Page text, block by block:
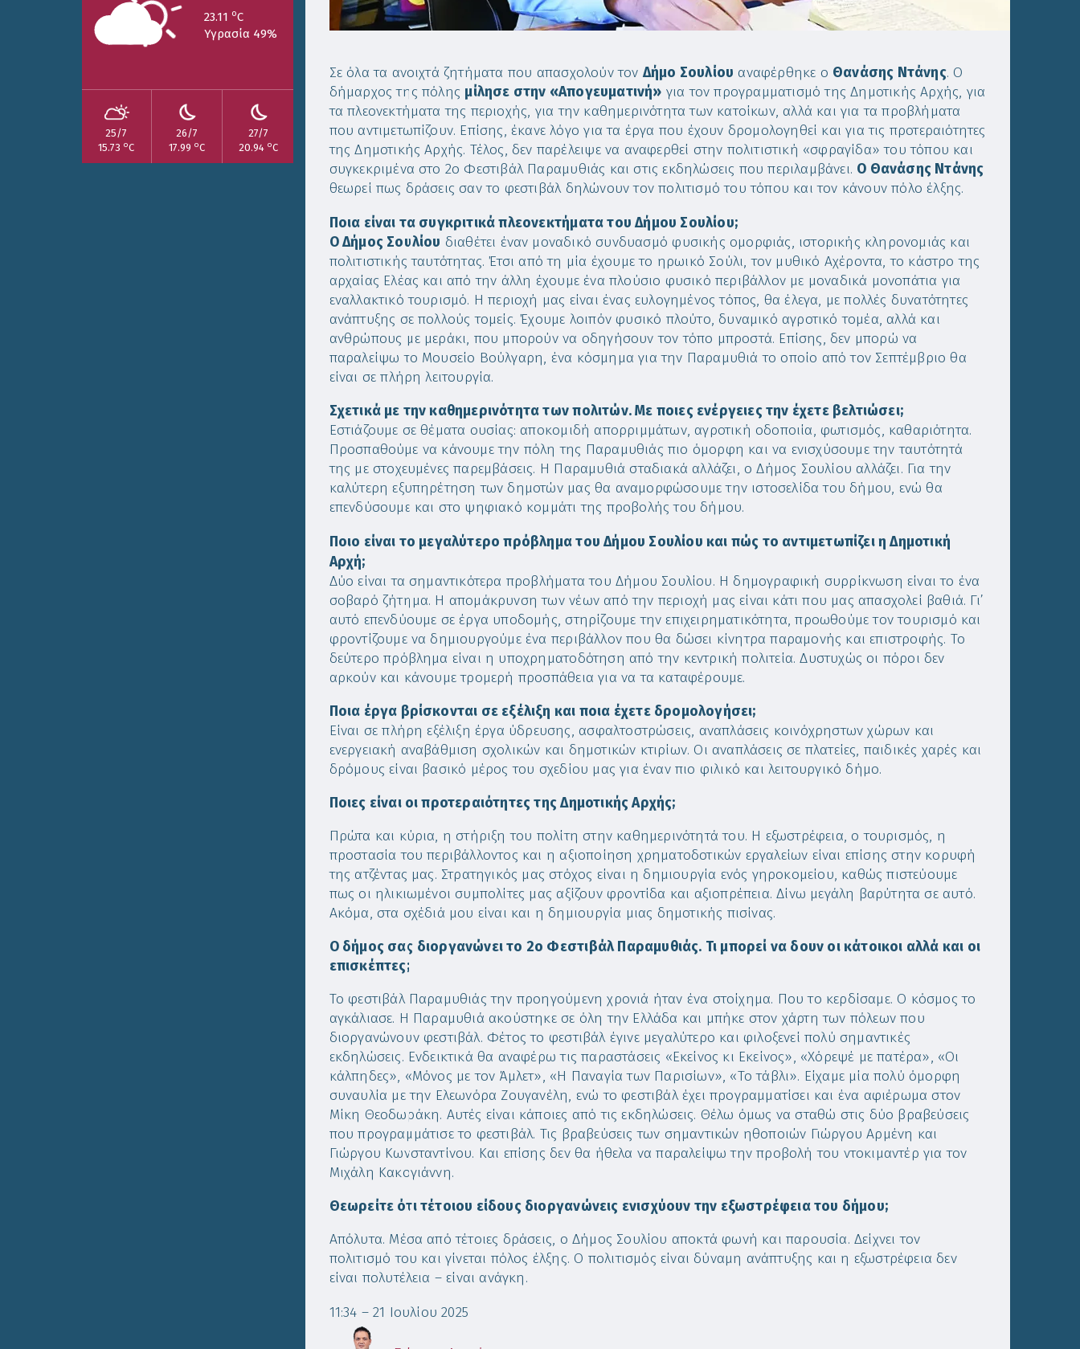
Σε όλα τα ανοιχτά ζητήματα που απασχολούν τον Δήμο Σουλίου αναφέρθηκε ο Θανάσης Ντάνης. Ο
δήμαρχος της πόλης μίλησε στην «Απογευματινή» για τον προγραμματισμό της Δημοτικής Αρχής, για
τα πλεονεκτήματα της περιοχής, για την καθημερινότητα των κατοίκων, αλλά και για τα προβλήματα
που αντιμετωπίζουν. Επίσης, έκανε λόγο για τα έργα που έχουν δρομολογηθεί και για τις προτεραιότητες
της Δημοτικής Αρχής. Τέλος, δεν παρέλειψε να αναφερθεί στην πολιτιστική «σφραγίδα» του τόπου και
συγκεκριμένα στο 2ο Φεστιβάλ Παραμυθιάς και στις εκδηλώσεις που περιλαμβάνει. Ο Θανάσης Ντάνης
θεωρεί πως δράσεις σαν το φεστιβάλ δηλώνουν τον πολιτισμό του τόπου και τον κάνουν πόλο έλξης.
Ποια είναι τα συγκριτικά πλεονεκτήματα του Δήμου Σουλίου;
Ο Δήμος Σουλίου διαθέτει έναν μοναδικό συνδυασμό φυσικής ομορφιάς, ιστορικής κληρονομιάς και
πολιτιστικής ταυτότητας. Έτσι από τη μία έχουμε το ηρωικό Σούλι, τον μυθικό Αχέροντα, το κάστρο της
αρχαίας Ελέας και από την άλλη έχουμε ένα πλούσιο φυσικό περιβάλλον με μοναδικά μονοπάτια για
εναλλακτικό τουρισμό. Η περιοχή μας είναι ένας ευλογημένος τόπος, θα έλεγα, με πολλές δυνατότητες
ανάπτυξης σε πολλούς τομείς. Έχουμε λοιπόν φυσικό πλούτο, δυναμικό αγροτικό τομέα, αλλά και
ανθρώπους με μεράκι, που μπορούν να οδηγήσουν τον τόπο μπροστά. Επίσης, δεν μπορώ να
παραλείψω το Μουσείο Βούλγαρη, ένα κόσμημα για την Παραμυθιά το οποίο από τον Σεπτέμβριο θα
είναι σε πλήρη λειτουργία.
Σχετικά με την καθημερινότητα των πολιτών. Με ποιες ενέργειες την έχετε βελτιώσει;
Εστιάζουμε σε θέματα ουσίας: αποκομιδή απορριμμάτων, αγροτική οδοποιία, φωτισμός, καθαριότητα.
Προσπαθούμε να κάνουμε την πόλη της Παραμυθιάς πιο όμορφη και να ενισχύσουμε την ταυτότητά
της με στοχευμένες παρεμβάσεις. Η Παραμυθιά σταδιακά αλλάζει, ο Δήμος Σουλίου αλλάζει. Για την
καλύτερη εξυπηρέτηση των δημοτών μας θα αναμορφώσουμε την ιστοσελίδα του δήμου, ενώ θα
επενδύσουμε και στο ψηφιακό κομμάτι της προβολής του δήμου.
Ποιο είναι το μεγαλύτερο πρόβλημα του Δήμου Σουλίου και πώς το αντιμετωπίζει η Δημοτική
Αρχή;
Δύο είναι τα σημαντικότερα προβλήματα του Δήμου Σουλίου. Η δημογραφική συρρίκνωση είναι το ένα
σοβαρό ζήτημα. Η απομάκρυνση των νέων από την περιοχή μας είναι κάτι που μας απασχολεί βαθιά. Γι’
αυτό επενδύουμε σε έργα υποδομής, στηρίζουμε την επιχειρηματικότητα, προωθούμε τον τουρισμό και
φροντίζουμε να δημιουργούμε ένα περιβάλλον που θα δώσει κίνητρα παραμονής και επιστροφής. Το
δεύτερο πρόβλημα είναι η υποχρηματοδότηση από την κεντρική πολιτεία. Δυστυχώς οι πόροι δεν
αρκούν και κάνουμε τρομερή προσπάθεια για να τα καταφέρουμε.
Ποια έργα βρίσκονται σε εξέλιξη και ποια έχετε δρομολογήσει;
Είναι σε πλήρη εξέλιξη έργα ύδρευσης, ασφαλτοστρώσεις, αναπλάσεις κοινόχρηστων χώρων και
ενεργειακή αναβάθμιση σχολικών και δημοτικών κτιρίων. Οι αναπλάσεις σε πλατείες, παιδικές χαρές και
δρόμους είναι βασικό μέρος του σχεδίου μας για έναν πιο φιλικό και λειτουργικό δήμο.
Ποιες είναι οι προτεραιότητες της Δημοτικής Αρχής;
Πρώτα και κύρια, η στήριξη του πολίτη στην καθημερινότητά του. Η εξωστρέφεια, ο τουρισμός, η
προστασία του περιβάλλοντος και η αξιοποίηση χρηματοδοτικών εργαλείων είναι επίσης στην κορυφή
της ατζέντας μας. Στρατηγικός μας στόχος είναι η δημιουργία ενός γηροκομείου, καθώς πιστεύουμε
πως οι ηλικιωμένοι συμπολίτες μας αξίζουν φροντίδα και αξιοπρέπεια. Δίνω μεγάλη βαρύτητα σε αυτό.
Ακόμα, στα σχέδιά μου είναι και η δημιουργία μιας δημοτικής πισίνας.
Ο δήμος σας διοργανώνει το 2ο Φεστιβάλ Παραμυθιάς. Τι μπορεί να δουν οι κάτοικοι αλλά και οι
επισκέπτες;
Το φεστιβάλ Παραμυθιάς την προηγούμενη χρονιά ήταν ένα στοίχημα. Που το κερδίσαμε. Ο κόσμος το
αγκάλιασε. Η Παραμυθιά ακούστηκε σε όλη την Ελλάδα και μπήκε στον χάρτη των πόλεων που
διοργανώνουν φεστιβάλ. Φέτος το φεστιβάλ έγινε μεγαλύτερο και φιλοξενεί πολύ σημαντικές
εκδηλώσεις. Ενδεικτικά θα αναφέρω τις παραστάσεις «Εκείνος κι Εκείνος», «Χόρεψέ με πατέρα», «Οι
κάλπηδες», «Μόνος με τον Άμλετ», «Η Παναγία των Παρισίων», «Το τάβλι». Είχαμε μία πολύ όμορφη
συναυλία με την Ελεωνόρα Ζουγανέλη, ενώ το φεστιβάλ έχει προγραμματίσει και ένα αφιέρωμα στον
Μίκη Θεοδωράκη. Αυτές είναι κάποιες από τις εκδηλώσεις. Θέλω όμως να σταθώ στις δύο βραβεύσεις
που προγραμμάτισε το φεστιβάλ. Τις βραβεύσεις των σημαντικών ηθοποιών Γιώργου Αρμένη και
Γιώργου Κωνσταντίνου. Και επίσης δεν θα ήθελα να παραλείψω την προβολή του ντοκιμαντέρ για τον
Μιχάλη Κακογιάννη.
Θεωρείτε ότι τέτοιου είδους διοργανώνεις ενισχύουν την εξωστρέφεια του δήμου;
Απόλυτα. Μέσα από τέτοιες δράσεις, ο Δήμος Σουλίου αποκτά φωνή και παρουσία. Δείχνει τον
πολιτισμό του και γίνεται πόλος έλξης. Ο πολιτισμός είναι δύναμη ανάπτυξης και η εξωστρέφεια δεν
είναι πολυτέλεια – είναι ανάγκη.
11:34 – 21 Ιουλίου 2025
23.11 oC
Υγρασία 49%
25/7
15.73 oC
26/7
17.99 oC
27/7
20.94 oC